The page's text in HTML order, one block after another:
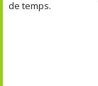
de temps.